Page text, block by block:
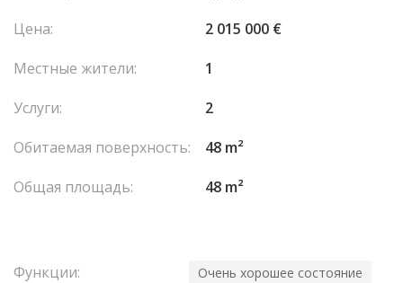
Цена:
2 015 000 €
Местные жители:
1
Услуги:
2
Обитаемая поверхность:
48 m²
Общая площадь:
48 m²
Функции: Очень хорошее состояние